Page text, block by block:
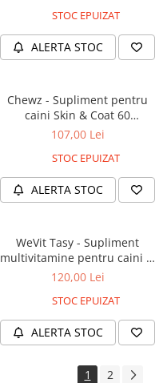
STOC EPUIZAT
ALERTA STOC
Chewz - Supliment pentru
caini Skin & Coat 60
comprimate masticabile
107,00 Lei
STOC EPUIZAT
ALERTA STOC
WeVit Tasy - Supliment
multivitamine pentru caini si
pisici - Comprimate
120,00 Lei
STOC EPUIZAT
ALERTA STOC
1 2